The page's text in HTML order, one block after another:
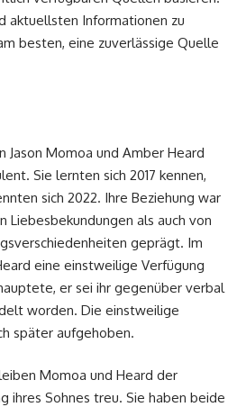
aktuellsten Informationen zu
besten, eine zuverlässige Quelle
Jason Momoa und Amber Heard
Sie lernten sich 2017 kennen,
sich 2022. Ihre Beziehung war
Liebesbekundungen als auch von
geprägt. Im
eine einstweilige Verfügung
er sei ihr gegenüber verbal
worden. Die einstweilige
später aufgehoben.
Momoa und Heard der
ihres Sohnes treu. Sie haben beide